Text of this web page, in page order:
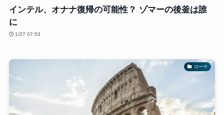
インテル、オナナ復帰の可能性？ ゾマーの後釜は誰
に
1/27 07:53
ローマ